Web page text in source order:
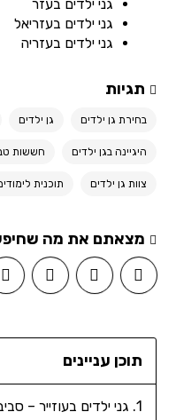
גני ילדים בעזר
גני ילדים בעזריאל
גני ילדים בעזריה
תגיות
בחירת גן ילדים גן ילדים
היגיינה בגן ילדים חששות
צוות גן ילדים תוכנית
מצאתם את מה
תוכן עניינים
גני ילדים בעוזייר –